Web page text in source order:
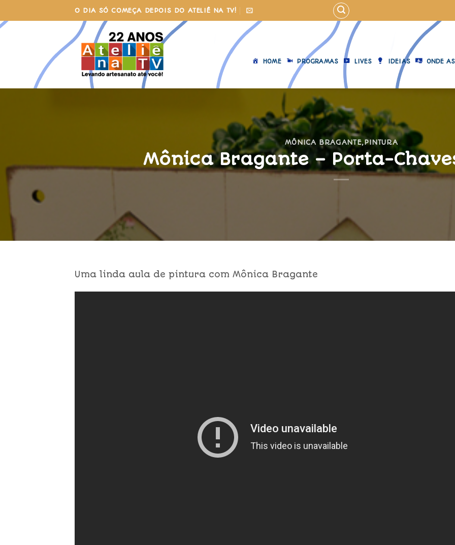
to
content
O DIA SÓ COMEÇA DEPOIS DO ATELIÊ NA TV!
HOME PROGRAMAS LIVES IDEIAS ONDE
MÔNICA BRAGANTE,PINTURA
Mônica Bragante – Porta-
Uma linda aula de pintura com Mônica Bragante